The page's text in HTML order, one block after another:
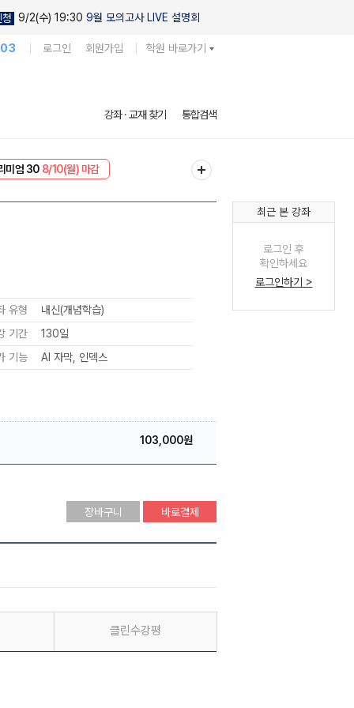
청 9/2(수) 19:30 9월 모의고사 LIVE 설명회
로그인 회원가입 학원 바로가기
강좌 · 교재 찾기 통합검색
미엄 30 8/10(월) 마감
유형
내신(개념학습)
기간
130일
기능 AI 자막 인덱스
103,000원
장바구니 바로결제
클린수강평
최근 본 강좌
로그인 후
확인하세요
로그인하기 >